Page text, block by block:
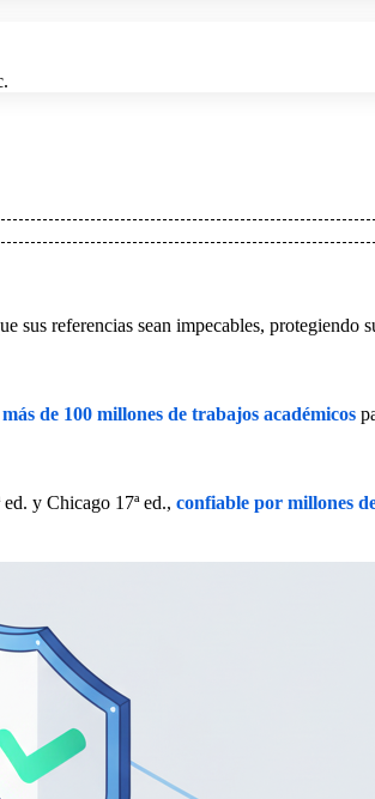
referencias sean impecables, protegiendo
de 100 millones de trabajos académicos
y Chicago 17ª ed., confiable por millones